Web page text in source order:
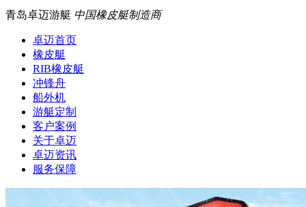
青岛卓迈游艇 中国橡皮艇制造商
卓迈首页
橡皮艇
RIB橡皮艇
冲锋舟
船外机
游艇定制
客户案例
关于卓迈
卓迈资讯
服务保障